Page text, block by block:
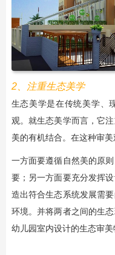
2、注重生态美学
生态美学是在传统美学、
观。就生态美学而言，它
美的有机结合。在这种审美
一方面要遵循自然美的原
要；另一方面要充分发挥
造出符合生态系统发展需
环境。并将两者之间的生
幼儿园室内设计的生态审美